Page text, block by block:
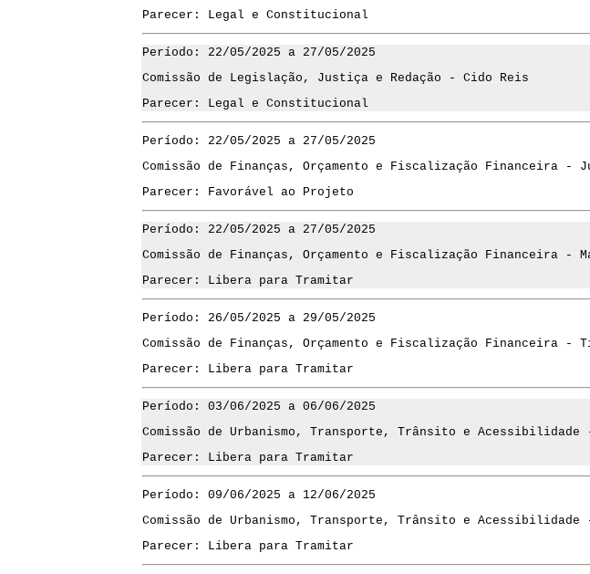
Parecer: Legal e Constitucional
Período: 22/05/2025 a 27/05/2025
Comissão de Legislação, Justiça e Redação - Cido Reis
Parecer: Legal e Constitucional
Período: 22/05/2025 a 27/05/2025
Comissão de Finanças, Orçamento e Fiscalização Financeira -
Parecer: Favorável ao Projeto
Período: 22/05/2025 a 27/05/2025
Comissão de Finanças, Orçamento e Fiscalização Financeira -
Parecer: Libera para Tramitar
Período: 26/05/2025 a 29/05/2025
Comissão de Finanças, Orçamento e Fiscalização Financeira -
Parecer: Libera para Tramitar
Período: 03/06/2025 a 06/06/2025
Comissão de Urbanismo, Transporte, Trânsito e Acessibilidade
Parecer: Libera para Tramitar
Período: 09/06/2025 a 12/06/2025
Comissão de Urbanismo, Transporte, Trânsito e
Parecer: Libera para Tramitar